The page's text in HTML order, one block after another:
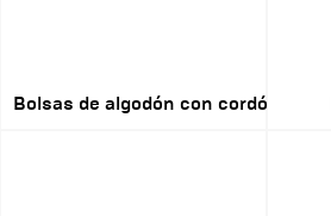
Bolsas de algodón con cordón